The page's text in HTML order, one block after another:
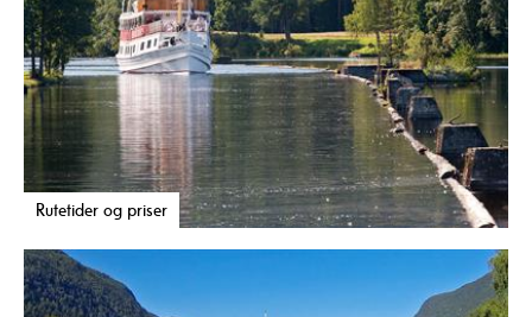
Rutetider og priser